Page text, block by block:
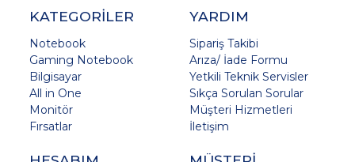
KATEGORİLER
Notebook
Gaming Notebook
Bilgisayar
All in One
Monitör
Fırsatlar
YARDIM
Sipariş Takibi
Arıza/ İade Formu
Yetkili Teknik Servisler
Sıkça Sorulan Sorular
Müşteri Hizmetleri
İletişim